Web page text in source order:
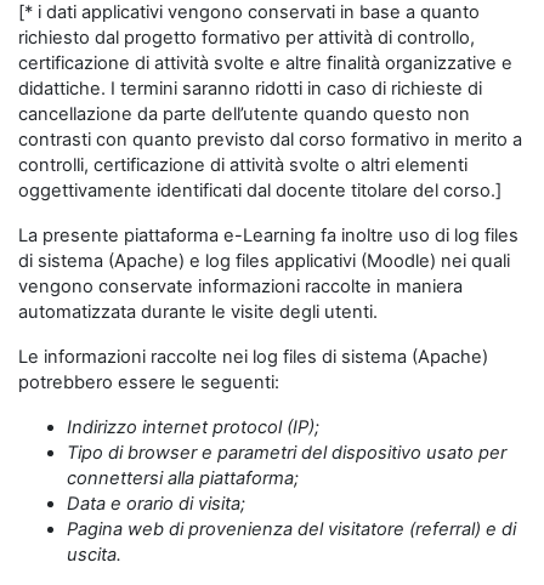
[* i dati applicativi vengono conservati in base a quanto
richiesto dal progetto formativo per attività di controllo,
certificazione di attività svolte e altre finalità organizzative e
didattiche. I termini saranno ridotti in caso di richieste di
cancellazione da parte dell’utente quando questo non
contrasti con quanto previsto dal corso formativo in merito a
controlli, certificazione di attività svolte o altri elementi
oggettivamente identificati dal docente titolare del corso.]
La presente piattaforma e-Learning fa inoltre uso di log files
di sistema (Apache) e log files applicativi (Moodle) nei quali
vengono conservate informazioni raccolte in maniera
automatizzata durante le visite degli utenti.
Le informazioni raccolte nei log files di sistema (Apache)
potrebbero essere le seguenti:
Indirizzo internet protocol (IP);
Tipo di browser e parametri del dispositivo usato per
connettersi alla piattaforma;
Data e orario di visita;
Pagina web di provenienza del visitatore (referral) e di
uscita.